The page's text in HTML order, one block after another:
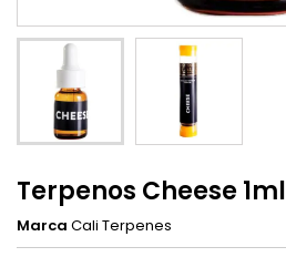
Terpenos Cheese 1ml
Marca Cali Terpenes